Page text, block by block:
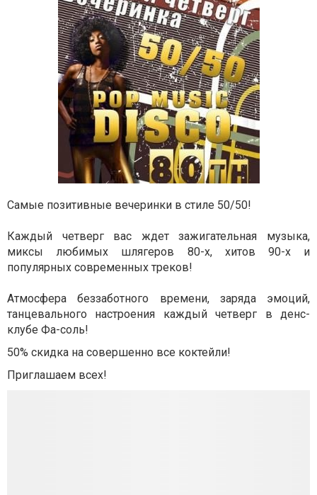
Самые позитивные вечеринки в стиле 50/50!
Каждый четверг вас ждет зажигательная музыка,
миксы любимых шлягеров 80-х, хитов 90-х и
популярных современных треков!
Атмосфера беззаботного времени, заряда эмоций,
танцевального настроения каждый четверг в денс-
клубе Фа-соль!
50% скидка на совершенно все коктейли!
Приглашаем всех!